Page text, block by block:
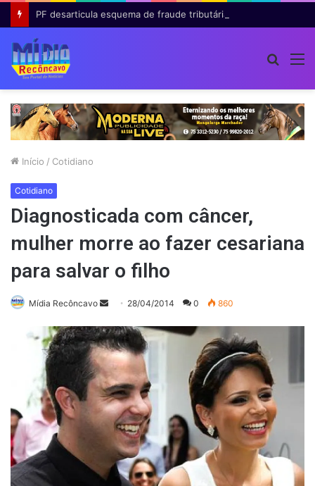
Início / Cotidiano
Cotidiano
Diagnosticada com câncer,
mulher morre ao fazer cesariana
para salvar o filho
Mídia Recôncavo
Mande
e-
mail
28/04/2014 0 860